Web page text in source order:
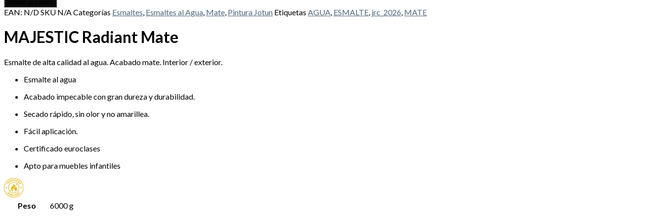
EAN: N/DSKU N/ACategorías Esmaltes, Esmaltes al Agua, Mate, Pintura Jotun Etiquetas AGUA, ESMALTE, jrc_2026, MATE
MAJESTIC Radiant Mate
Esmalte de alta calidad al agua. Acabado mate. Interior / exterior.
Esmalte al agua
Acabado impecable con gran dureza y durabilidad.
Secado rápido, sin olor y no amarillea.
Fácil aplicación.
Certificado euroclases
Apto para muebles infantiles
Peso 6000 g